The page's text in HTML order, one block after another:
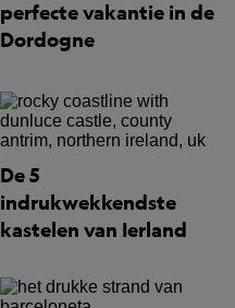
perfecte vakantie in de
Dordogne
De 5
indrukwekkendste
kastelen van Ierland